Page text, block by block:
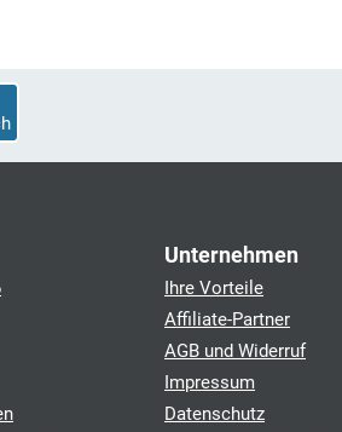
Unternehmen
Ihre Vorteile
Affiliate-Partner
AGB und Widerruf
Impressum
Datenschutz